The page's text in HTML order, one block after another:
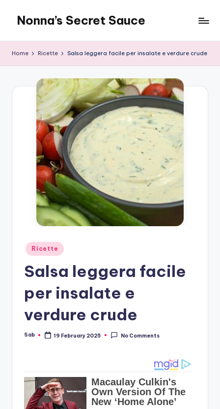
content
Nonna’s Secret Sauce
Home Ricette Salsa leggera facile per insalate e verdure crude
Posted
in
Ricette
Salsa leggera facile
per insalate e
verdure crude
Posted
Sab 19 February 2025 No Comments